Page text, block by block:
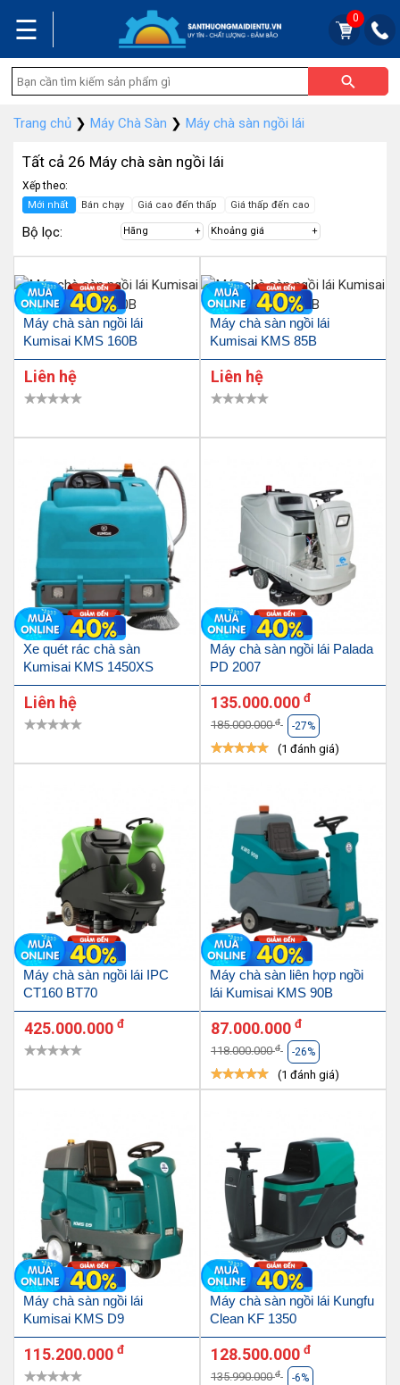
☰ 0
Trang chủ ❯ Máy Chà Sàn ❯ Máy chà sàn ngồi lái
Tất cả 26 Máy chà sàn ngồi lái
Xếp theo:
Mới nhất Bán chạy Giá cao đến thấp Giá thấp đến cao
Bộ lọc: Hãng Khoảng giá
Máy chà sàn ngồi lái
Kumisai KMS 160B
Liên hệ
Máy chà sàn ngồi lái
Kumisai KMS 85B
Liên hệ
Xe quét rác chà sàn
Kumisai KMS 1450XS
Liên hệ
Máy chà sàn ngồi lái Palada
PD 2007
135.000.000 đ
185.000.000đ -27%
(1 đánh giá)
Máy chà sàn ngồi lái IPC
CT160 BT70
425.000.000 đ
Máy chà sàn liên hợp ngồi
lái Kumisai KMS 90B
87.000.000 đ
118.000.000đ -26%
(1 đánh giá)
Máy chà sàn ngồi lái
Kumisai KMS D9
115.200.000 đ
Máy chà sàn ngồi lái Kungfu
Clean KF 1350
128.500.000 đ
135.990.000đ -6%